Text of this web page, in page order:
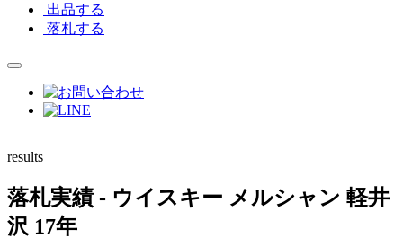
出品する
落札する
results
落札実績- ウイスキー メルシャン 軽井
沢 17年